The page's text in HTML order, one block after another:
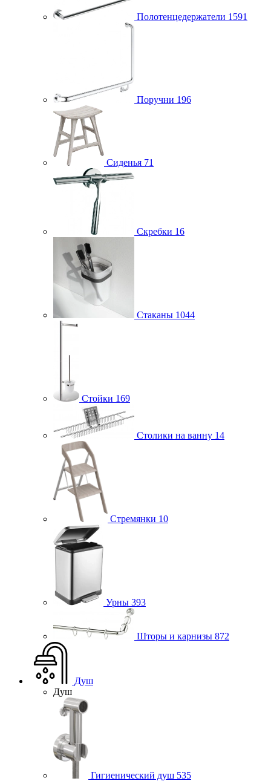
Полотенцедержатели 1591
Поручни 196
Сиденья 71
Скребки 16
Стаканы 1044
Стойки 169
Столики на ванну 14
Стремянки 10
Урны 393
Шторы и карнизы 872
Душ
Душ
Гигиенический душ 535